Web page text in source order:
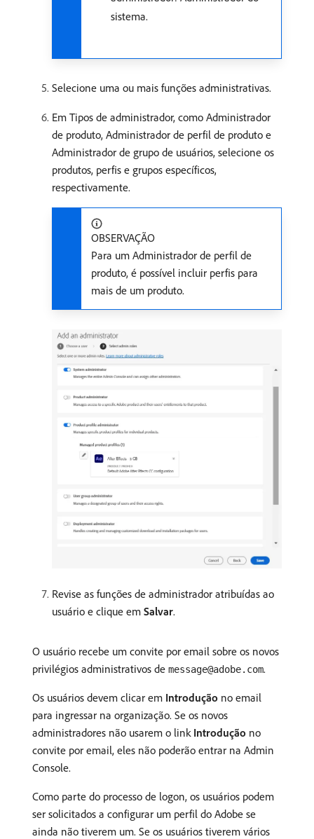
sistema.
Selecione uma ou mais funções administrativas.
Em Tipos de administrador, como Administrador
de produto, Administrador de perfil de produto e
Administrador de grupo de usuários, selecione os
produtos, perfis e grupos específicos,
respectivamente.
OBSERVAÇÃO
Para um Administrador de perfil de
produto, é possível incluir perfis para
mais de um produto.
Revise as funções de administrador atribuídas ao
usuário e clique em Salvar.
O usuário recebe um convite por email sobre os novos
privilégios administrativos de message@adobe.com.
Os usuários devem clicar em Introdução no email
para ingressar na organização. Se os novos
administradores não usarem o link Introdução no
convite por email, eles não poderão entrar na Admin
Console.
Como parte do processo de logon, os usuários podem
ser solicitados a configurar um perfil do Adobe se
ainda não tiverem um. Se os usuários tiverem vários